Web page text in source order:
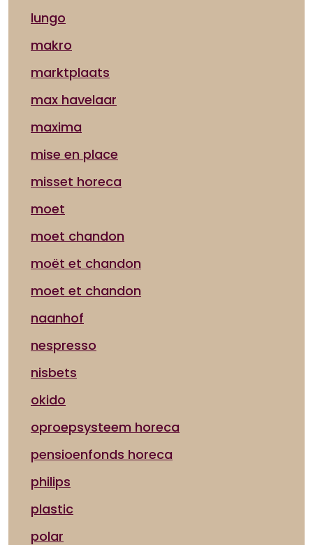
lungo
makro
marktplaats
max havelaar
maxima
mise en place
misset horeca
moet
moet chandon
moët et chandon
moet et chandon
naanhof
nespresso
nisbets
okido
oproepsysteem horeca
pensioenfonds horeca
philips
plastic
polar